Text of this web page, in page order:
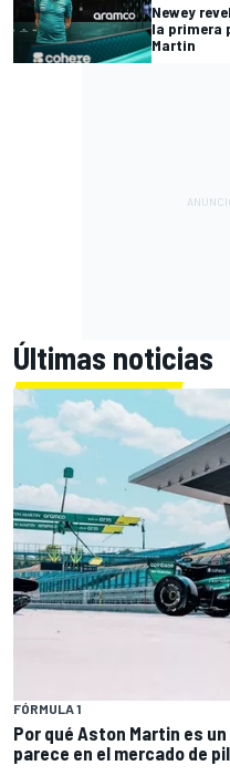
Newey
la primera
Martin
Últimas noticias
FÓRMULA 1
Por qué Aston Martin es
parece en el mercado de